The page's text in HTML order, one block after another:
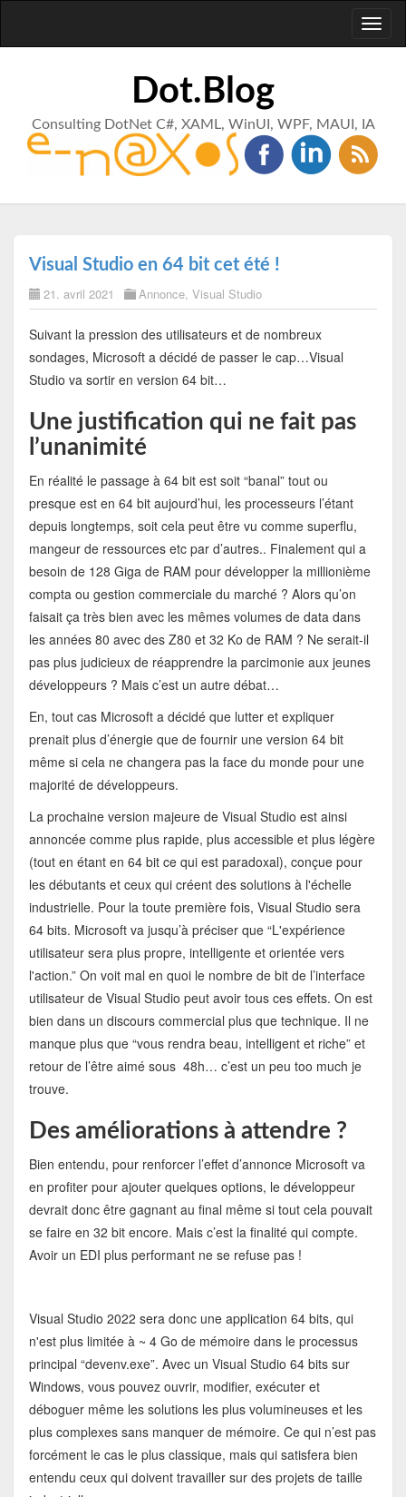
Dot.Blog
Consulting DotNet C#, XAML, WinUI, WPF, MAUI, IA
Visual Studio en 64 bit cet été !
21. avril 2021 Annonce, Visual Studio
Suivant la pression des utilisateurs et de nombreux
sondages, Microsoft a décidé de passer le cap…Visual
Studio va sortir en version 64 bit…
Une justification qui ne fait pas
l’unanimité
En réalité le passage à 64 bit est soit “banal” tout ou
presque est en 64 bit aujourd’hui, les processeurs l’étant
depuis longtemps, soit cela peut être vu comme superflu,
mangeur de ressources etc par d’autres.. Finalement qui a
besoin de 128 Giga de RAM pour développer la millionième
compta ou gestion commerciale du marché ? Alors qu’on
faisait ça très bien avec les mêmes volumes de data dans
les années 80 avec des Z80 et 32 Ko de RAM ? Ne serait-il
pas plus judicieux de réapprendre la parcimonie aux jeunes
développeurs ? Mais c’est un autre débat…
En, tout cas Microsoft a décidé que lutter et expliquer
prenait plus d’énergie que de fournir une version 64 bit
même si cela ne changera pas la face du monde pour une
majorité de développeurs.
La prochaine version majeure de Visual Studio est ainsi
annoncée comme plus rapide, plus accessible et plus légère
(tout en étant en 64 bit ce qui est paradoxal), conçue pour
les débutants et ceux qui créent des solutions à l'échelle
industrielle. Pour la toute première fois, Visual Studio sera
64 bits. Microsoft va jusqu’à préciser que “L'expérience
utilisateur sera plus propre, intelligente et orientée vers
l'action.” On voit mal en quoi le nombre de bit de l’interface
utilisateur de Visual Studio peut avoir tous ces effets. On est
bien dans un discours commercial plus que technique. Il ne
manque plus que “vous rendra beau, intelligent et riche” et
retour de l’être aimé sous 48h… c’est un peu too much je
trouve.
Des améliorations à attendre ?
Bien entendu, pour renforcer l’effet d’annonce Microsoft va
en profiter pour ajouter quelques options, le développeur
devrait donc être gagnant au final même si tout cela pouvait
se faire en 32 bit encore. Mais c’est la finalité qui compte.
Avoir un EDI plus performant ne se refuse pas !
Visual Studio 2022 sera donc une application 64 bits, qui
n'est plus limitée à ~ 4 Go de mémoire dans le processus
principal “devenv.exe”. Avec un Visual Studio 64 bits sur
Windows, vous pouvez ouvrir, modifier, exécuter et
déboguer même les solutions les plus volumineuses et les
plus complexes sans manquer de mémoire. Ce qui n’est pas
forcément le cas le plus classique, mais qui satisfera bien
entendu ceux qui doivent travailler sur des projets de taille